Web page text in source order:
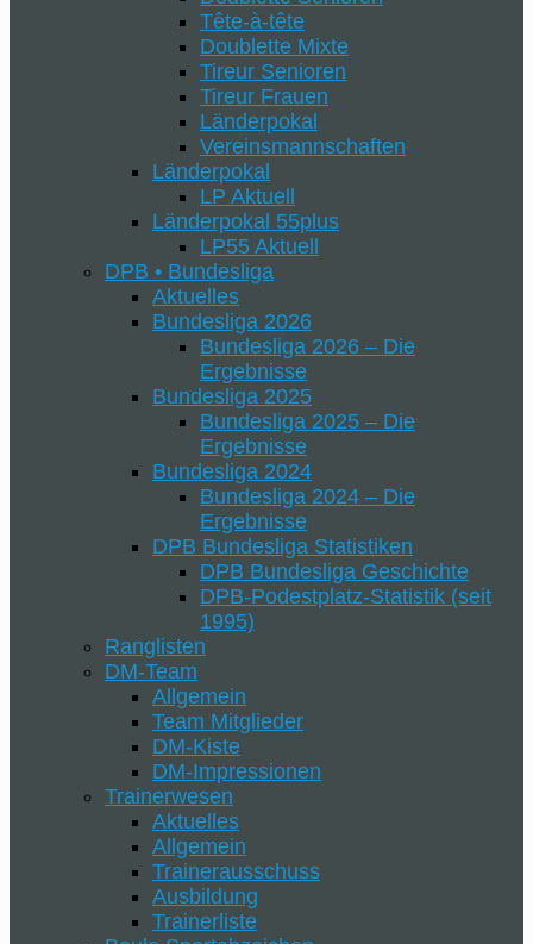
Tête-à-tête
Doublette Mixte
Tireur Senioren
Tireur Frauen
Länderpokal
Vereinsmannschaften
Länderpokal
LP Aktuell
Länderpokal 55plus
LP55 Aktuell
DPB • Bundesliga
Aktuelles
Bundesliga 2026
Bundesliga 2026 – Die
Ergebnisse
Bundesliga 2025
Bundesliga 2025 – Die
Ergebnisse
Bundesliga 2024
Bundesliga 2024 – Die
Ergebnisse
DPB Bundesliga Statistiken
DPB Bundesliga Geschichte
DPB-Podestplatz-Statistik (seit
1995)
Ranglisten
DM-Team
Allgemein
Team Mitglieder
DM-Kiste
DM-Impressionen
Trainerwesen
Aktuelles
Allgemein
Trainerausschuss
Ausbildung
Trainerliste